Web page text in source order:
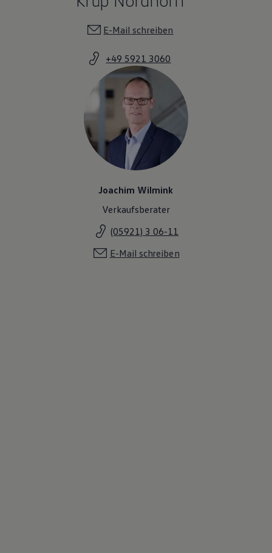
E-Mail schreiben
+49 5921 3060
Joachim Wilmink
Verkaufsberater
(05921) 3 06-11
E-Mail schreiben